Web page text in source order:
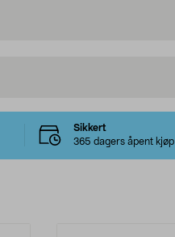
Sikkert
365 dagers åpent kjøp